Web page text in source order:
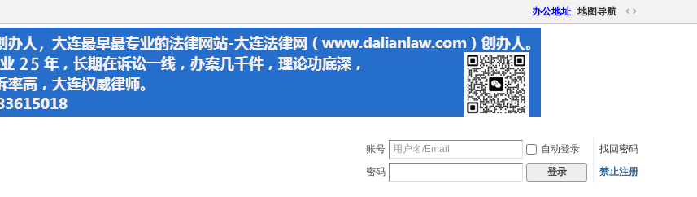
办公地址 地图导航
切
账号 自动登录
找回密码
密码
登录 禁止注册